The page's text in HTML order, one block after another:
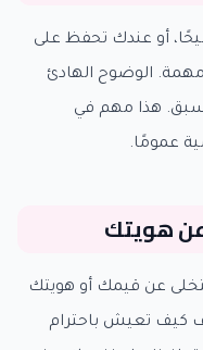
أو عندك تحفظ على
مهمة. الوضوح الهادئ
هذا مهم في
عمومًا.
عن هويتك
عن قيمك أو هويتك
كيف تعيش باحترام